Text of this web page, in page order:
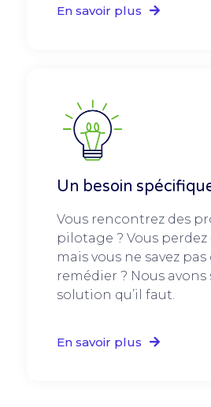
En savoir plus
Un besoin
Vous rencontrez des
pilotage ? Vous perdez
mais vous ne savez
remédier ? Nous
solution qu’il faut.
En savoir plus